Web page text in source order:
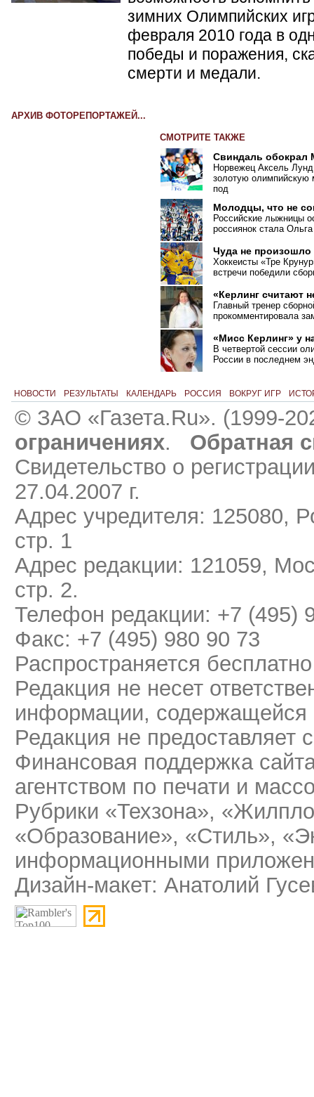
зимних Олимпийских
февраля 2010 года в
победы и поражения,
смерти и медали.
АРХИВ ФОТОРЕПОРТАЖЕЙ...
СМОТРИТЕ ТАКЖЕ
Свиндаль обокрал
Норвежец Аксель
золотую олимпийскую
под
Молодцы, что не
Российские лыжницы
россиянок стала
Чуда не произошло
Хоккеисты «Тре
встречи победили
«Керлинг считают
Главный тренер
прокомментировала
«Мисс Керлинг» у
В четвертой сессии
России в последнем
НОВОСТИ РЕЗУЛЬТАТЫ КАЛЕНДАРЬ РОССИЯ ВОКРУГ ИГР
© ЗАО «Газета.Ru». (1999-
ограничениях.
Обратная
Свидетельство о
27.04.2007 г.
Адрес учредителя: 125080,
стр. 1
Адрес редакции: 121059,
стр. 2.
Телефон редакции: +7 (495)
Факс: +7 (495) 980 90 73
Распространяется бесплатно
Редакция не несет
информации, содержащейся
Редакция не предоставляет
Финансовая поддержка
агентством по печати и
Рубрики «Техзона»,
«Образование», «Стиль»,
информационными
Дизайн-макет: Анатолий